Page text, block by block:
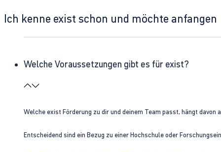
Ich kenne exist schon und möchte anfangen
Welche Voraussetzungen gibt es für exist?
Welche exist Förderung zu dir und deinem Team passt, hängt
Entscheidend sind ein Bezug zu einer Hochschule oder